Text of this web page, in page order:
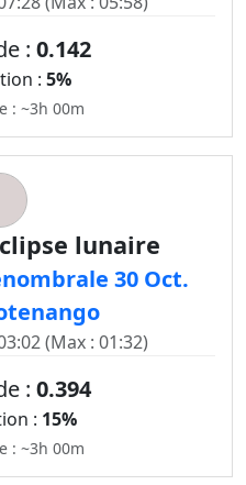
: 0.142
: 5%
: ~3h 00m
lunaire
30 Oct.
(Max : 01:32)
: 0.394
: 15%
: ~3h 00m